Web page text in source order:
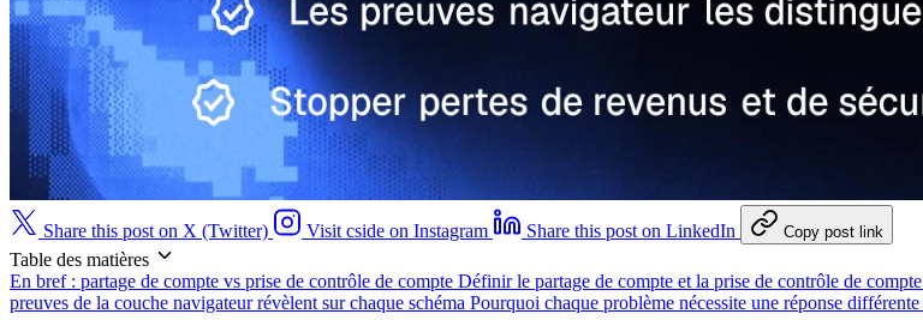
Share this post on X (Twitter) Visit cside on Instagram Share this post on LinkedIn Copy post link
Table des matières
En bref : partage de compte vs prise de contrôle de compte Définir le partage de compte et la prise de contrôle de compte
preuves de la couche navigateur révèlent sur chaque schéma Pourquoi chaque problème nécessite une réponse différente